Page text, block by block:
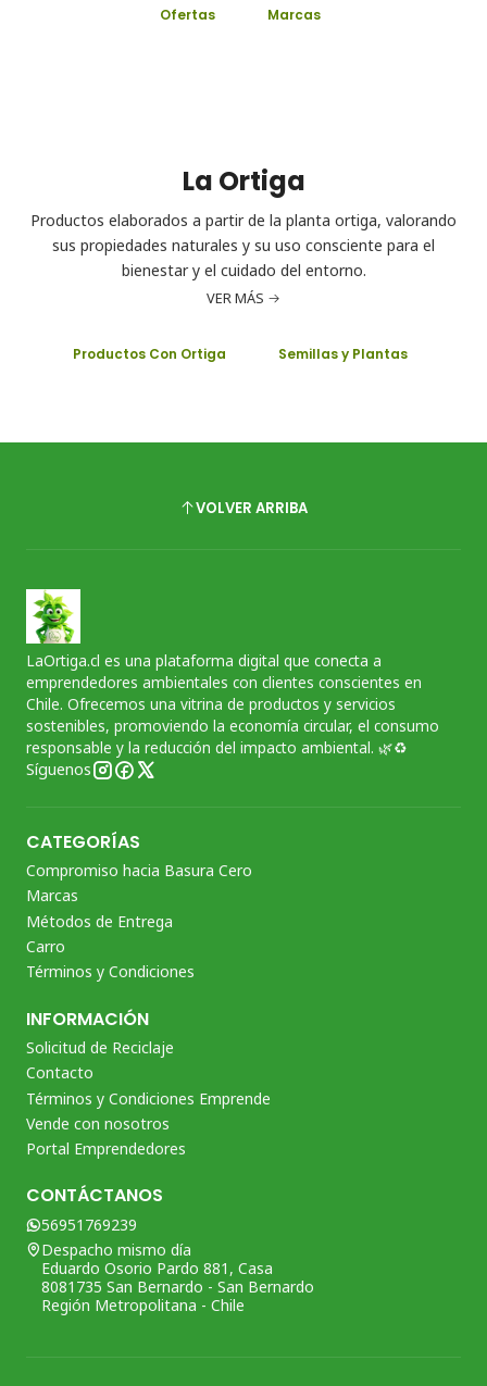
Ofertas Marcas
La Ortiga
Productos elaborados a partir de la planta ortiga, valorando
sus propiedades naturales y su uso consciente para el
bienestar y el cuidado del entorno.
VER MÁS
Productos Con Ortiga Semillas y Plantas
VOLVER ARRIBA
LaOrtiga.cl es una plataforma digital que conecta a
emprendedores ambientales con clientes conscientes en
Chile. Ofrecemos una vitrina de productos y servicios
sostenibles, promoviendo la economía circular, el consumo
responsable y la reducción del impacto ambiental. 🌿♻️
Síguenos
CATEGORÍAS
Compromiso hacia Basura Cero
Marcas
Métodos de Entrega
Carro
Términos y Condiciones
INFORMACIÓN
Solicitud de Reciclaje
Contacto
Términos y Condiciones Emprende
Vende con nosotros
Portal Emprendedores
CONTÁCTANOS
56951769239
Despacho mismo día
Eduardo Osorio Pardo 881, Casa
8081735 San Bernardo - San Bernardo
Región Metropolitana - Chile